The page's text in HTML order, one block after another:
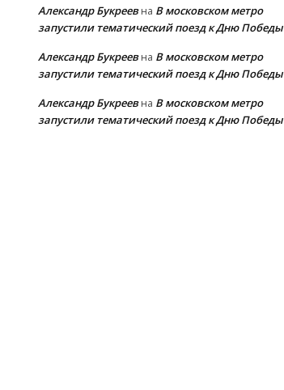
Александр Букреевна В московском метро
запустили тематический поезд к Дню Победы
Александр Букреевна В московском метро
запустили тематический поезд к Дню Победы
Александр Букреевна В московском метро
запустили тематический поезд к Дню Победы